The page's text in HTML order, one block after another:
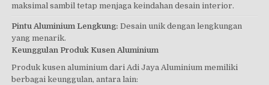
maksimal sambil tetap menjaga keindahan desain interior.
Pintu Aluminium Lengkung: Desain unik dengan lengkungan
yang menarik.
Keunggulan Produk Kusen Aluminium
Produk kusen aluminium dari Adi Jaya Aluminium memiliki
berbagai keunggulan, antara lain: